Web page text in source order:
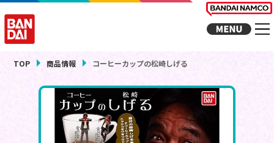
TOP 商品情報 コーヒーカップの松崎しげる